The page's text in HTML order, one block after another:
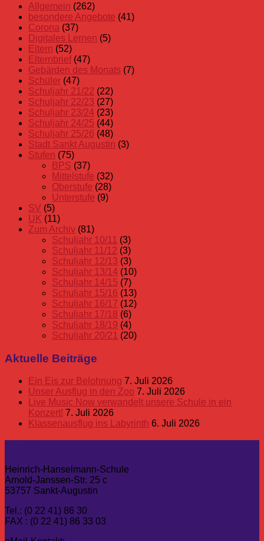
Elternbrief
Allgemein (262)
besondere Angebote (41)
Corona (37)
Digitales Lernen (5)
Eltern (52)
Elternbrief(47)
Gebärden des Monats (7)
Schüler (47)
Schuljahr 21/22 (22)
Schuljahr 22/23 (27)
Schuljahr 23/24 (23)
Schuljahr 24/25 (44)
Schuljahr 25/26 (48)
Stadt Sankt Augustin (3)
Stufen (75)
BPS (37)
Mittelstufe (32)
Oberstufe (28)
Unterstufe (9)
SV (5)
UK (11)
Zum Archiv (81)
Schuljahr 10/11 (3)
Schuljahr 11/12 (3)
Schuljahr 12/13 (3)
Schuljahr 13/14 (10)
Schuljahr 14/15 (7)
Schuljahr 15/16 (13)
Schuljahr 16/17 (12)
Schuljahr 17/18 (6)
Schuljahr 18/19 (4)
Schuljahr 20/21 (20)
Aktuelle Beiträge
Ein Eis zur Belohnung 7. Juli 2026
Unser Ausflug in den Zoo 7. Juli 2026
Live Music Now verwandelt unsere Schule in ein
Konzert! 7. Juli 2026
Klassenausflug ins Labyrinth 6. Juli 2026
Heinrich-Hanselmann-Schule
Arnold-Janssen-Str. 25 c
53757 Sankt-Augustin
Tel.: (0 22 41) 86 30
FAX : (0 22 41) 86 33 03